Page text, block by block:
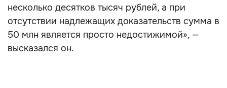
несколько десятков тысяч рублей, а при
отсутствии надлежащих доказательств сумма в
50 млн является просто недостижимой», —
высказался он.